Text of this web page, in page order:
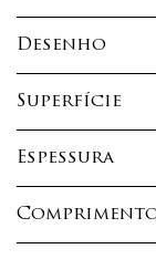
Desenho
Superfície
Espessura